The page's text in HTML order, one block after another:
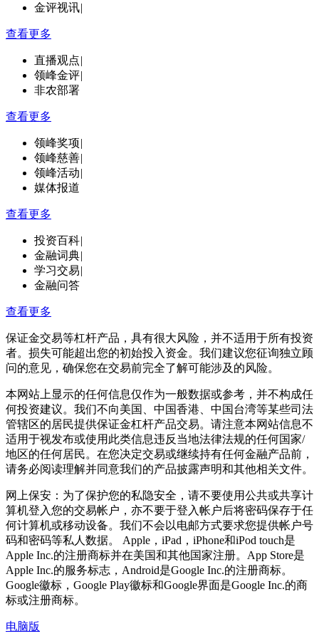
金评视讯|
查看更多
直播观点|
领峰金评|
非农部署
查看更多
领峰奖项|
领峰慈善|
领峰活动|
媒体报道
查看更多
投资百科|
金融词典|
学习交易|
金融问答
查看更多
保证金交易等杠杆产品，具有很大风险，并不适用于所有投资
者。损失可能超出您的初始投入资金。我们建议您征询独立顾
问的意见，确保您在交易前完全了解可能涉及的风险。
本网站上显示的任何信息仅作为一般数据或参考，并不构成任
何投资建议。我们不向美国、中国香港、中国台湾等某些司法
管辖区的居民提供保证金杠杆产品交易。请注意本网站信息不
适用于视发布或使用此类信息违反当地法律法规的任何国家/
地区的任何居民。在您决定交易或继续持有任何金融产品前，
请务必阅读理解并同意我们的产品披露声明和其他相关文件。
网上保安：为了保护您的私隐安全，请不要使用公共或共享计
算机登入您的交易帐户，亦不要于登入帐户后将密码保存于任
何计算机或移动设备。我们不会以电邮方式要求您提供帐户号
码和密码等私人数据。 Apple，iPad，iPhone和iPod touch是
Apple Inc.的注册商标并在美国和其他国家注册。App Store是
Apple Inc.的服务标志，Android是Google Inc.的注册商标。
Google徽标，Google Play徽标和Google界面是Google Inc.的商
标或注册商标。
电脑版